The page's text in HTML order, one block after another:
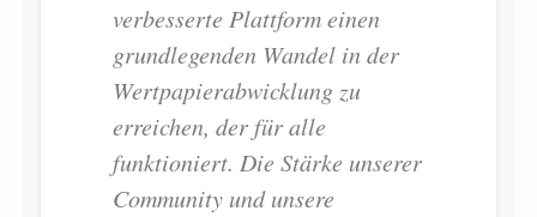
verbesserte Plattform einen
grundlegenden Wandel in der
Wertpapierabwicklung zu
erreichen, der für alle
funktioniert. Die Stärke unserer
Community und unsere